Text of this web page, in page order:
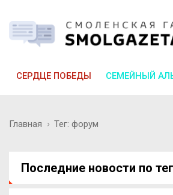
СЕРДЦЕ ПОБЕДЫ СЕМЕЙНЫЙ
Главная Тег: форум
Последние новости по